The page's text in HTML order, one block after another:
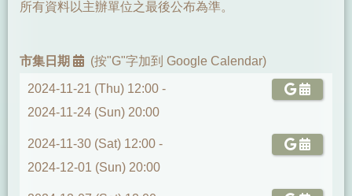
所有資料以主辦單位之最後公布為準。
市集日期 (按"G"字加到 Google Calendar)
2024-11-21 (Thu) 12:00 -
2024-11-24 (Sun) 20:00
2024-11-30 (Sat) 12:00 -
2024-12-01 (Sun) 20:00